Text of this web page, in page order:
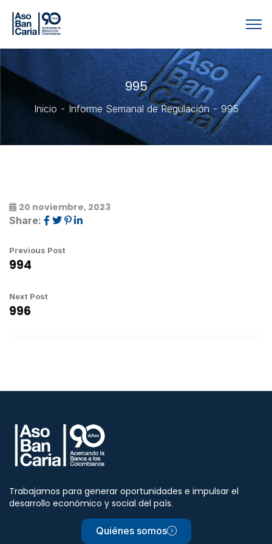
995
Inicio Informe Semanal de Regulación 995
20 noviembre, 2023
Share:
Previous Post
994
Next Post
996
Trabajamos para generar oportunidades e impulsar el
desarrollo económico y social del país.
Quiénes somos